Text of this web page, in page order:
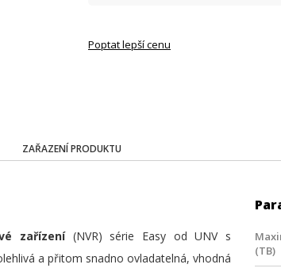
Poptat lepší cenu
ZAŘAZENÍ PRODUKTU
zařízení (NVR) série Easy od UNV s
a přitom snadno ovladatelná, vhodná
(TB)